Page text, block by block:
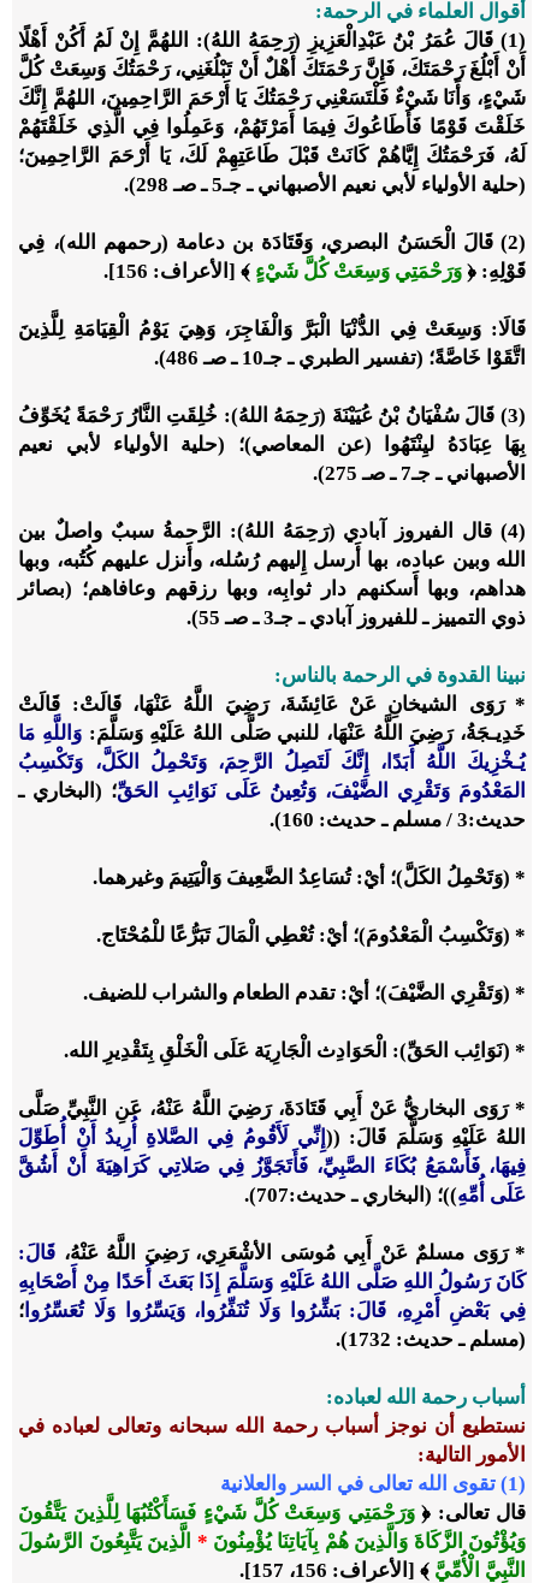
أقوال العلماء في الرحمة:
(1) قَالَ عُمَرُ بْنُ عَبْدِالْعَزِيزِ (رَحِمَهُ اللهُ): اللهُمَّ إِنْ لَمُ أَكُنْ أَهْلًا
أَنْ أَبْلُغَ رَحْمَتَكَ، فَإِنَّ رَحْمَتَكَ أَهْلٌ أَنْ تَبْلُغَنِي، رَحْمَتُكَ وَسِعَتْ كُلَّ
شَيْءٍ، وَأَنَا شَيْءٌ فَلْتَسَعْنِي رَحْمَتُكَ يَا أَرْحَمَ الرَّاحِمِينَ، اللهُمَّ إِنَّكَ
خَلَقْتَ قَوْمًا فَأَطَاعُوكَ فِيمَا أَمَرْتَهُمْ، وَعَمِلُوا فِي الَّذِي خَلَقْتَهُمْ
لَهُ، فَرَحْمَتُكَ إِيَّاهُمْ كَانَتْ قَبْلَ طَاعَتِهِمْ لَكَ، يَا أَرْحَمَ الرَّاحِمِينَ؛
(حلية الأولياء لأبي نعيم الأصبهاني ـ جـ5 ـ صـ 298).
(2) قَالَ الْحَسَنُ البصري، وَقَتَادَة بن دعامة (رحمهم الله)، فِي
قَوْلِهِ: ﴿ وَرَحْمَتِي وَسِعَتْ كُلَّ شَيْءٍ ﴾ [الأعراف: 156].
قَالَا: وَسِعَتْ فِي الدُّنْيَا الْبَرَّ وَالْفَاجِرَ، وَهِيَ يَوْمُ الْقِيَامَةِ لِلَّذِينَ
اتَّقَوْا خَاصَّةً؛ (تفسير الطبري ـ جـ10 ـ صـ 486).
(3) قَالَ سُفْيَانُ بْنُ عُيَيْنَةَ (رَحِمَهُ اللهُ): خُلِقَتِ النَّارُ رَحْمَةً يُخَوِّفُ
بِهَا عِبَادَهُ ليِنْتَهُوا (عن المعاصي)؛ (حلية الأولياء لأبي نعيم
الأصبهاني ـ جـ7 ـ صـ 275).
(4) قال الفيروز آبادي (رَحِمَهُ اللهُ): الرَّحمةُ سببٌ واصلٌ بين
الله وبين عباده، بها أَرسل إِليهم رُسُله، وأَنزل عليهم كُتُبه، وبها
هداهم، وبها أَسكنهم دار ثوابِه، وبها رزقهم وعافاهم؛ (بصائر
ذوي التمييز ـ للفيروز آبادي ـ جـ3 ـ صـ 55).
نبينا القدوة في الرحمة بالناس:
* رَوَى الشيخانِ عَنْ عَائِشَةَ، رَضِيَ اللَّهُ عَنْهَا، قَالَتْ: قَالَتْ
خَدِيـجَةُ، رَضِيَ اللَّهُ عَنْهَا، للنبي صَلَّى اللهُ عَلَيْهِ وَسَلَّمَ: وَاللَّهِ مَا
يُـخْزِيكَ اللَّهُ أَبَدًا، إِنَّكَ لَتَصِلُ الرَّحِمَ، وَتَحْمِلُ الكَلَّ، وَتَكْسِبُ
المَعْدُومَ وَتَقْرِي الضَّيْفَ، وَتُعِينُ عَلَى نَوَائِبِ الحَقِّ؛ (البخاري ـ
حديث:3 / مسلم ـ حديث: 160).
* (وَتَحْمِلُ الكَلَّ)؛ أيْ: تُسَاعِدُ الضَّعِيفَ وَالْيَتِيمَ وغيرهما.
* (وَتَكْسِبُ الْمَعْدُومَ)؛ أيْ: تُعْطِي الْمَالَ تَبَرُّعًا للْمُحْتَاج.
* (وَتَقْرِي الضَّيْفَ)؛ أيْ: تقدم الطعام والشراب للضيف.
* (نَوَائِب الحَقِّ): الْحَوَادِث الْجَارِيَة عَلَى الْخَلْقِ بِتَقْدِيرِ الله.
* رَوَى البخاريُّ عَنْ أَبِي قَتَادَةَ، رَضِيَ اللَّهُ عَنْهُ، عَنِ النَّبِيِّ صَلَّى
اللهُ عَلَيْهِ وَسَلَّمَ قَالَ: ((إِنِّي لَأَقُومُ فِي الصَّلاةِ أُرِيدُ أَنْ أُطَوِّلَ
فِيهَا، فَأَسْمَعُ بُكَاءَ الصَّبِيِّ، فَأَتَجَوَّزُ فِي صَلاتِي كَرَاهِيَةَ أَنْ أَشُقَّ
عَلَى أُمِّهِ))؛ (البخاري ـ حديث:707).
* رَوَى مسلمٌ عَنْ أَبِي مُوسَى الأشْعَرِي، رَضِيَ اللَّهُ عَنْهُ، قَالَ:
كَانَ رَسُولُ اللهِ صَلَّى اللهُ عَلَيْهِ وَسَلَّمَ إِذَا بَعَثَ أَحَدًا مِنْ أَصْحَابِهِ
فِي بَعْضِ أَمْرِهِ، قَالَ: بَشِّرُوا وَلَا تُنَفِّرُوا، وَيَسِّرُوا وَلَا تُعَسِّرُوا ؛
(مسلم ـ حديث: 1732).
أسباب رحمة الله لعباده:
نستطيع أن نوجز أسباب رحمة الله سبحانه وتعالى لعباده في
الأمور التالية:
(1) تقوى الله تعالى في السر والعلانية
قال تعالى: ﴿وَرَحْمَتِي وَسِعَتْ كُلَّ شَيْءٍ فَسَأَكْتُبُهَا لِلَّذِينَ يَتَّقُونَ
وَيُؤْتُونَ الزَّكَاةَ وَالَّذِينَ هُمْ بِآيَاتِنَا يُؤْمِنُونَ * الَّذِينَ يَتَّبِعُونَ الرَّسُولَ
النَّبِيَّ الْأُمِّيَّ ﴾ [الأعراف: 156، 157].